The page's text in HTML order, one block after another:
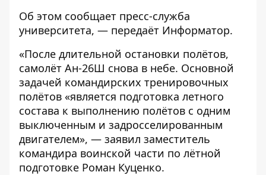
Об этом сообщает пресс-служба
университета, — передаёт Информатор.
«После длительной остановки полётов,
самолёт Ан-26Ш снова в небе. Основной
задачей командирских тренировочных
полётов «является подготовка летного
состава к выполнению полётов с одним
выключенным и задросселированным
двигателем», — заявил заместитель
командира воинской части по лётной
подготовке Роман Куценко.